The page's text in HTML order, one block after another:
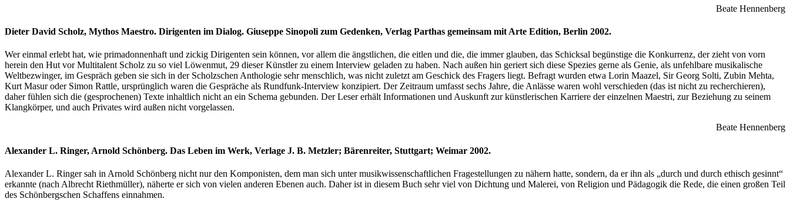
Beate Hennenberg
Dieter David Scholz, Mythos Maestro. Dirigenten im Dialog. Giuseppe Sinopoli zum Gedenken, Verlag Parthas gemeinsam mit Arte Edition, Berlin 2002.
Wer einmal erlebt hat, wie primadonnenhaft und zickig Dirigenten sein können, vor allem die ängstlichen, die eitlen und die, die immer glauben, das Schicksal begünstige die Konkurrenz, der zieht von vorn
herein den Hut vor Multitalent Scholz zu so viel Löwenmut, 29 dieser Künstler zu einem Interview geladen zu haben. Nach außen hin geriert sich diese Spezies gerne als Genie, als unfehlbare musikalische
Weltbezwinger, im Gespräch geben sie sich in der Scholzschen Anthologie sehr menschlich, was nicht zuletzt am Geschick des Fragers liegt. Befragt wurden etwa Lorin Maazel, Sir Georg Solti, Zubin Mehta,
Kurt Masur oder Simon Rattle, ursprünglich waren die Gespräche als Rundfunk-Interview konzipiert. Der Zeitraum umfasst sechs Jahre, die Anlässe waren wohl verschieden (das ist nicht zu recherchieren),
daher fühlen sich die (gesprochenen) Texte inhaltlich nicht an ein Schema gebunden. Der Leser erhält Informationen und Auskunft zur künstlerischen Karriere der einzelnen Maestri, zur Beziehung zu seinem
Klangkörper, und auch Privates wird außen nicht vorgelassen.
Beate Hennenberg
Alexander L. Ringer, Arnold Schönberg. Das Leben im Werk, Verlage J. B. Metzler; Bärenreiter, Stuttgart; Weimar 2002.
Alexander L. Ringer sah in Arnold Schönberg nicht nur den Komponisten, dem man sich unter musikwissenschaftlichen Fragestellungen zu nähern hatte, sondern, da er ihn als „durch und durch ethisch gesinnt“
erkannte (nach Albrecht Riethmüller), näherte er sich von vielen anderen Ebenen auch. Daher ist in diesem Buch sehr viel von Dichtung und Malerei, von Religion und Pädagogik die Rede, die einen großen Teil
des Schönbergschen Schaffens einnahmen.